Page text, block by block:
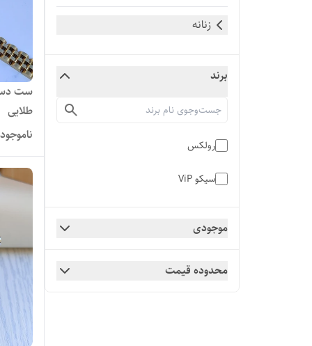
زنانه
برند
رولکس
سیکو ViP
موجودی
محدوده قیمت
ست
طلایی
ناموجود